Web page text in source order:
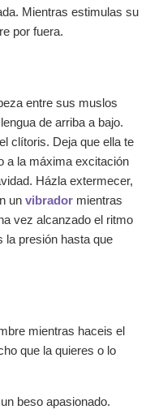
Mientras estimulas su
por fuera.
entre sus muslos
de arriba a bajo.
clítoris. Deja que ella te
a la máxima excitación
Házla extermecer,
un vibrador mientras
vez alcanzado el ritmo
la presión hasta que
mientras haceis el
que la quieres o lo
beso apasionado.